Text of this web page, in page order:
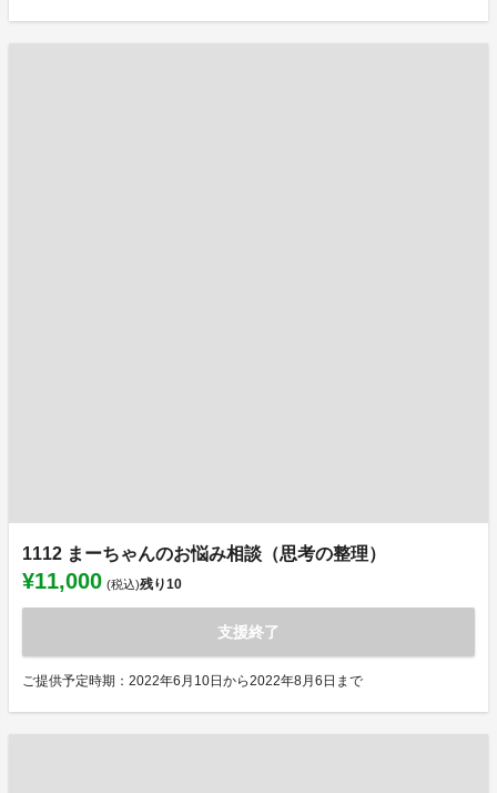
1112 まーちゃんのお悩み相談（思考の整理）
¥11,000 (税込)残り10
支援終了
ご提供予定時期：2022年6月10日から2022年8月6日まで